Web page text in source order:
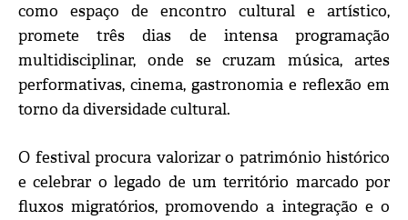
como espaço de encontro cultural e artístico,
promete três dias de intensa programação
multidisciplinar, onde se cruzam música, artes
performativas, cinema, gastronomia e reflexão em
torno da diversidade cultural.
O festival procura valorizar o património histórico
e celebrar o legado de um território marcado por
fluxos migratórios, promovendo a integração e o